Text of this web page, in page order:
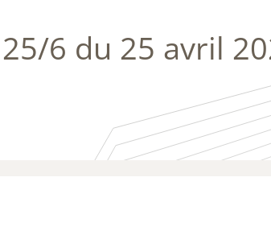
6 du 25 avril